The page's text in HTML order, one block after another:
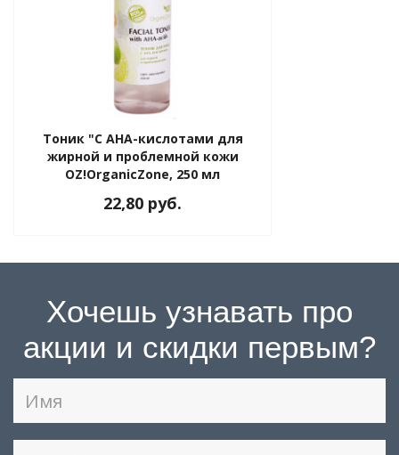
Тоник "С АНА-кислотами для
жирной и проблемной кожи
OZ!OrganicZone, 250 мл
22,80 руб.
Хочешь узнавать про
акции и скидки первым?